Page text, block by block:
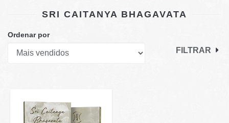
SRI CAITANYA BHAGAVATA
Ordenar por
FILTRAR